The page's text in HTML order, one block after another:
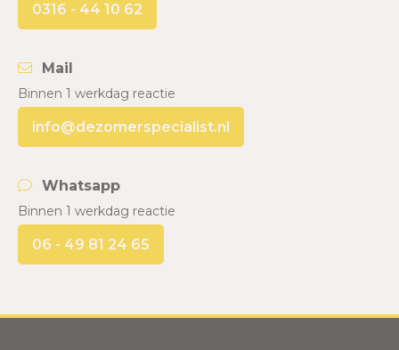
0316 - 44 10 62
Mail
Binnen 1 werkdag reactie
info@dezomerspecialist.nl
Whatsapp
Binnen 1 werkdag reactie
06 - 49 81 24 65